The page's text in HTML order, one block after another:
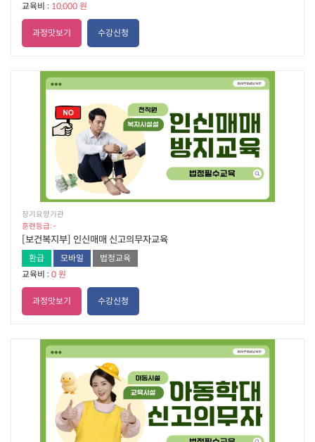
교육비 : 10,000 원
과정맛보기 수강신청
장기요양기관
훈련등급: -
[보건복지부] 인신매매 신고의무자교육
환급 모바일
법정교육
교육비 : 0 원
과정맛보기 수강신청